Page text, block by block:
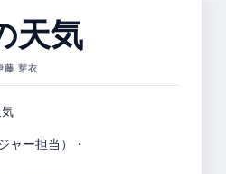
天気
藤 芽衣
ャー担当）
・